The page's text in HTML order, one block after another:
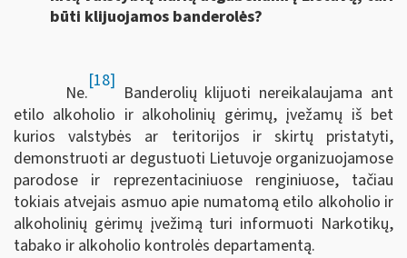
būti klijuojamos banderolės?
Ne.
[18]
Banderolių klijuoti nereikalaujama ant
etilo alkoholio ir alkoholinių gėrimų, įvežamų iš bet
kurios valstybės ar teritorijos ir skirtų pristatyti,
demonstruoti ar degustuoti Lietuvoje organizuojamose
parodose ir reprezentaciniuose renginiuose, tačiau
tokiais atvejais asmuo apie numatomą etilo alkoholio ir
alkoholinių gėrimų įvežimą turi informuoti Narkotikų,
tabako ir alkoholio kontrolės departamentą.